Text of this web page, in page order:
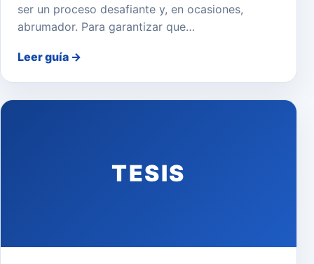
ser un proceso desafiante y, en ocasiones,
abrumador. Para garantizar que…
Leer guía →
TESIS